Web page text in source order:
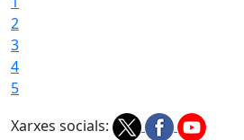
2
3
4
5
Xarxes socials: